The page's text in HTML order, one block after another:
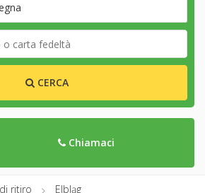
CERCA
Chiamaci
ritiro Elbląg